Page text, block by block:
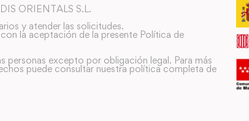
ORIENTALS S.L.
y atender las solicitudes.
la aceptación de la presente Política de
personas excepto por obligación legal. Para más
puede consultar nuestra política completa de